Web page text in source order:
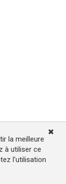
la meilleure
à utiliser ce
l'utilisation